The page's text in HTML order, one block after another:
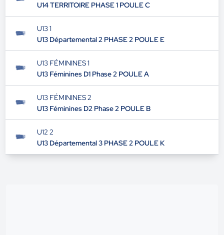
U14 TERRITOIRE PHASE 1 POULE C
U13 1
U13 Départemental 2 PHASE 2 POULE E
U13 FÉMININES 1
U13 Féminines D1 Phase 2 POULE A
U13 FÉMININES 2
U13 Féminines D2 Phase 2 POULE B
U12 2
U13 Départemental 3 PHASE 2 POULE K